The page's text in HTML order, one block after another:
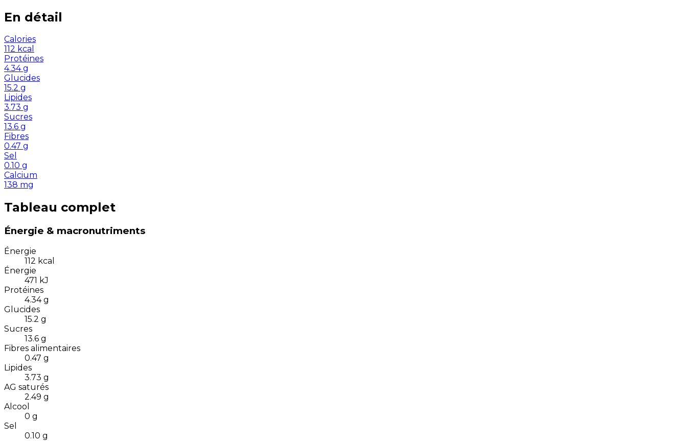
En détail
Calories
112 kcal
Protéines
4.34 g
Glucides
15.2 g
Lipides
3.73 g
Sucres
13.6 g
Fibres
0.47 g
Sel
0.10 g
Calcium
138 mg
Tableau complet
Énergie & macronutriments
Énergie
112 kcal
Énergie
471 kJ
Protéines
4.34 g
Glucides
15.2 g
Sucres
13.6 g
Fibres alimentaires
0.47 g
Lipides
3.73 g
AG saturés
2.49 g
Alcool
0 g
Sel
0.10 g